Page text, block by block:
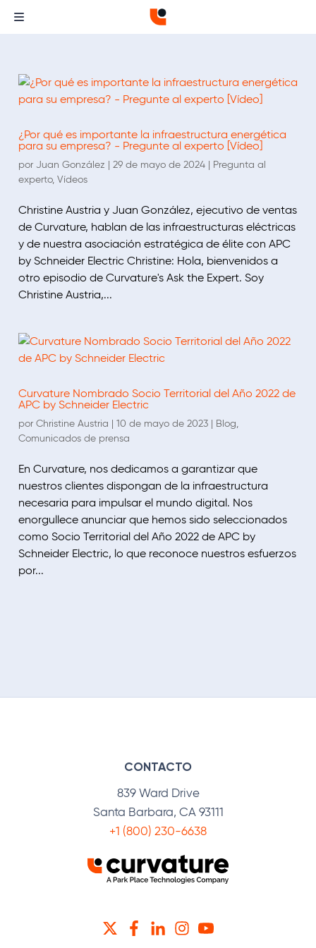
¿Por qué es importante la infraestructura energética
para su empresa? - Pregunte al experto [Vídeo]
por Juan González | 29 de mayo de 2024 | Pregunta al
experto, Vídeos
Christine Austria y Juan González, ejecutivo de ventas
de Curvature, hablan de las infraestructuras eléctricas
y de nuestra asociación estratégica de élite con APC
by Schneider Electric Christine: Hola, bienvenidos a
otro episodio de Curvature's Ask the Expert. Soy
Christine Austria,...
Curvature Nombrado Socio Territorial del Año 2022 de
APC by Schneider Electric
por Christine Austria | 10 de mayo de 2023 | Blog,
Comunicados de prensa
En Curvature, nos dedicamos a garantizar que
nuestros clientes dispongan de la infraestructura
necesaria para impulsar el mundo digital. Nos
enorgullece anunciar que hemos sido seleccionados
como Socio Territorial del Año 2022 de APC by
Schneider Electric, lo que reconoce nuestros esfuerzos
por...
CONTACTO
839 Ward Drive
Santa Barbara, CA 93111
+1 (800) 230-6638
TWITTERFACEBOOK
LINKEDININSTAGRAM
YOUTUBE